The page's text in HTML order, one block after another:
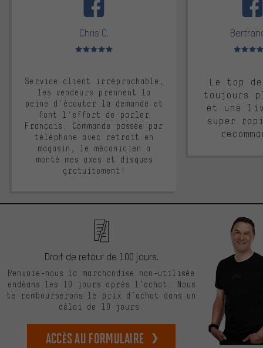
Chris C.
Note moyenne : 5 sur 5
Service client irréprochable,
les vendeurs prennent la
peine d'écouter la demande et
font l'effort de parler
Français. Commande passée par
téléphone avec retrait en
magasin, le mécanicien a
monté mes axes et disques
gratuitement!
Note
Le top
toujours
et une
super
Droit de retour de 100 jours.
Renvoie-nous la marchandise non-utilisée
endéans les 10 jours après l’achat. Nous
te rembourserons le prix d’achat dans un
délai de 10 jours.
Accès au formulaire